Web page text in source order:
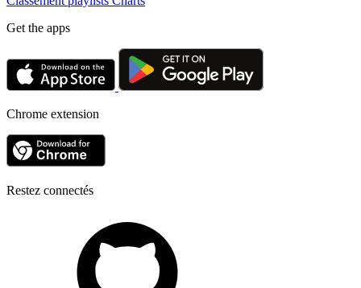
Get the apps
Chrome extension
Restez connectés